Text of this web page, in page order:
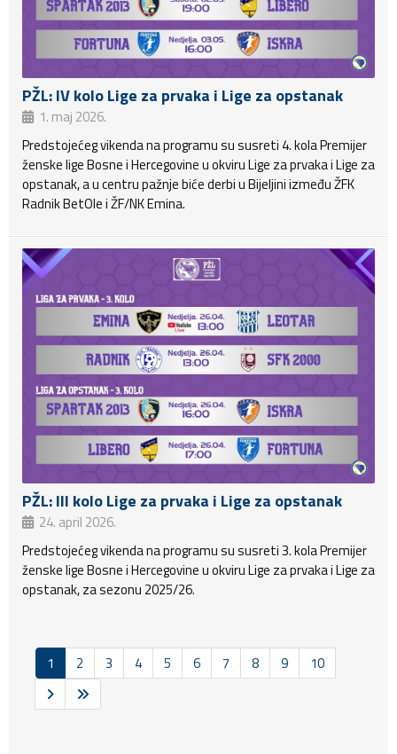
PŽL: IV kolo Lige za prvaka i Lige za opstanak
1. maj 2026.
Predstojećeg vikenda na programu su susreti 4. kola Premijer
ženske lige Bosne i Hercegovine u okviru Lige za prvaka i Lige za
opstanak, a u centru pažnje biće derbi u Bijeljini između ŽFK
Radnik BetOle i ŽF/NK Emina.
PŽL: III kolo Lige za prvaka i Lige za opstanak
24. april 2026.
Predstojećeg vikenda na programu su susreti 3. kola Premijer
ženske lige Bosne i Hercegovine u okviru Lige za prvaka i Lige za
opstanak, za sezonu 2025/26.
1 2 3 4 5 6 7 8 9 10